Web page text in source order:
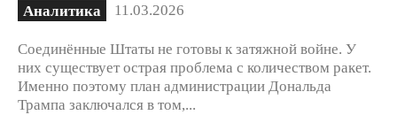
Аналитика 11.03.2026
Соединённые Штаты не готовы к затяжной войне. У
них существует острая проблема с количеством ракет.
Именно поэтому план администрации Дональда
Трампа заключался в том,...